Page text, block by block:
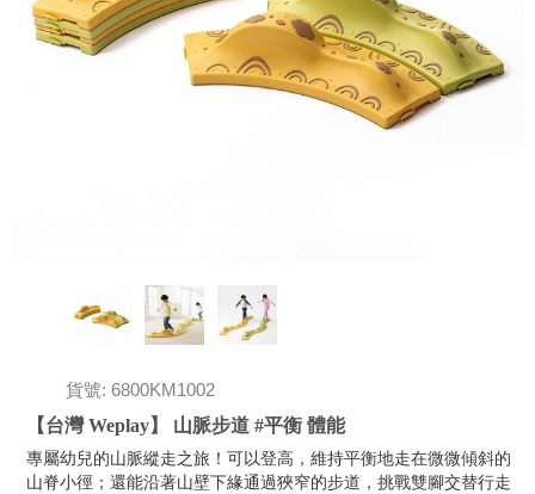
貨號: 6800KM1002
【台灣 Weplay】 山脈步道 #平衡 體能
專屬幼兒的山脈縱走之旅！可以登高，維持平衡地走在微微傾斜的
山脊小徑；還能沿著山壁下緣通過狹窄的步道，挑戰雙腳交替行走